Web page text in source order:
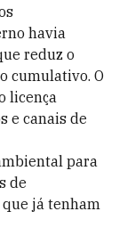
havia
reduz o
cumulativo. O
licença
e canais de
para
de
já tenham